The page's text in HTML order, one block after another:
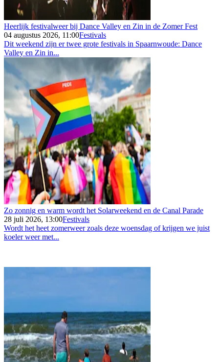
Heerlijk festivalweer bij Dance Valley en Zin in de Zomer Fest
04 augustus 2026, 11:00Festivals
Dit weekend zijn er twee grote festivals in Spaarnwoude: Dance
Valley en Zin in...
Zo zonnig en warm wordt het Solarweekend en de Canal Parade
28 juli 2026, 13:00Festivals
Wordt het heet zomerweer zoals deze woensdag of krijgen we juist
koeler weer met...